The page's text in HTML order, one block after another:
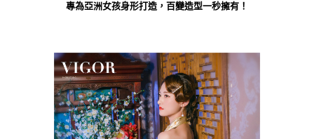
專為亞洲女孩身形打造，百變造型一秒擁有！